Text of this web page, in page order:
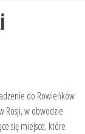
do Rowieńków
Rosji, w obwodzie
się miejsce, które